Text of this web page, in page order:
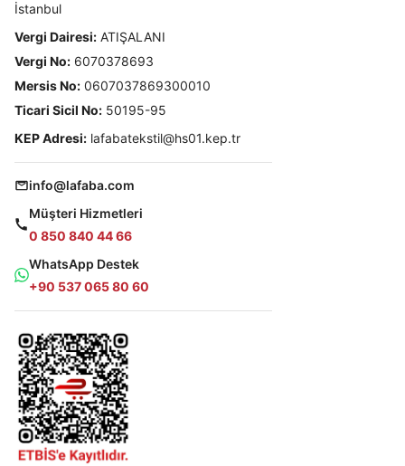
İstanbul
Vergi Dairesi: ATIŞALANI
Vergi No: 6070378693
Mersis No: 0607037869300010
Ticari Sicil No: 50195-95
KEP Adresi: lafabatekstil@hs01.kep.tr
info@lafaba.com
Müşteri Hizmetleri
0 850 840 44 66
WhatsApp Destek
+90 537 065 80 60